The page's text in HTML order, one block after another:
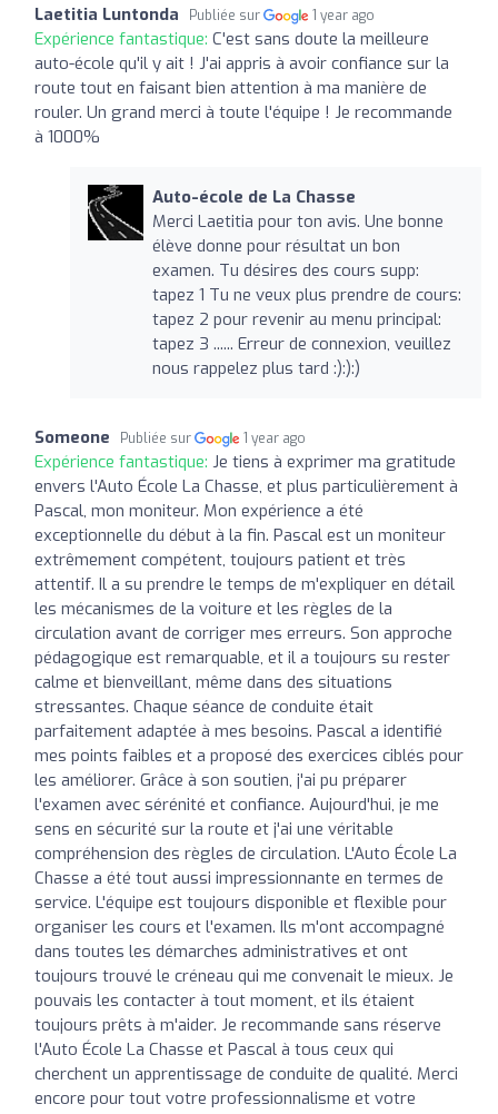
Laetitia Luntonda Publiée sur 1 year ago
Expérience fantastique: C'est sans doute la meilleure
auto-école qu'il y ait ! J'ai appris à avoir confiance sur la
route tout en faisant bien attention à ma manière de
rouler. Un grand merci à toute l'équipe ! Je recommande
à 1000%
Auto-école de La Chasse
Merci Laetitia pour ton avis. Une bonne
élève donne pour résultat un bon
examen. Tu désires des cours supp:
tapez 1 Tu ne veux plus prendre de cours:
tapez 2 pour revenir au menu principal:
tapez 3 ...... Erreur de connexion, veuillez
nous rappelez plus tard :):):)
Someone Publiée sur 1 year ago
Expérience fantastique: Je tiens à exprimer ma gratitude
envers l'Auto École La Chasse, et plus particulièrement à
Pascal, mon moniteur. Mon expérience a été
exceptionnelle du début à la fin. Pascal est un moniteur
extrêmement compétent, toujours patient et très
attentif. Il a su prendre le temps de m'expliquer en détail
les mécanismes de la voiture et les règles de la
circulation avant de corriger mes erreurs. Son approche
pédagogique est remarquable, et il a toujours su rester
calme et bienveillant, même dans des situations
stressantes. Chaque séance de conduite était
parfaitement adaptée à mes besoins. Pascal a identifié
mes points faibles et a proposé des exercices ciblés pour
les améliorer. Grâce à son soutien, j'ai pu préparer
l'examen avec sérénité et confiance. Aujourd'hui, je me
sens en sécurité sur la route et j'ai une véritable
compréhension des règles de circulation. L'Auto École La
Chasse a été tout aussi impressionnante en termes de
service. L'équipe est toujours disponible et flexible pour
organiser les cours et l'examen. Ils m'ont accompagné
dans toutes les démarches administratives et ont
toujours trouvé le créneau qui me convenait le mieux. Je
pouvais les contacter à tout moment, et ils étaient
toujours prêts à m'aider. Je recommande sans réserve
l'Auto École La Chasse et Pascal à tous ceux qui
cherchent un apprentissage de conduite de qualité. Merci
encore pour tout votre professionnalisme et votre